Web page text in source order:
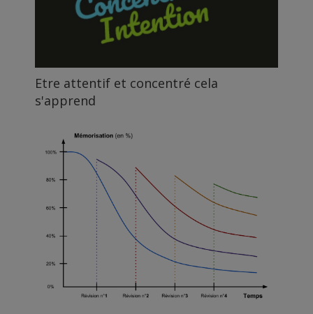
Etre attentif et concentré cela
s'apprend